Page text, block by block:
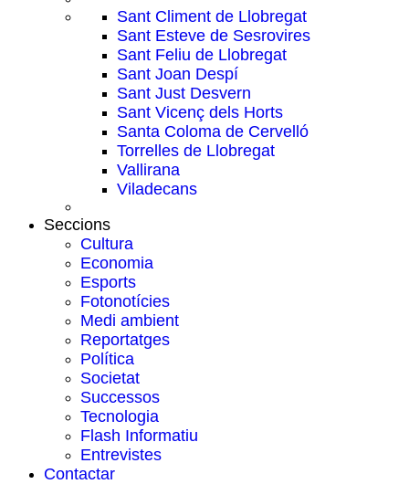
Sant Climent de Llobregat
Sant Esteve de Sesrovires
Sant Feliu de Llobregat
Sant Joan Despí
Sant Just Desvern
Sant Vicenç dels Horts
Santa Coloma de Cervelló
Torrelles de Llobregat
Vallirana
Viladecans
Seccions
Cultura
Economia
Esports
Fotonotícies
Medi ambient
Reportatges
Política
Societat
Successos
Tecnologia
Flash Informatiu
Entrevistes
Contactar